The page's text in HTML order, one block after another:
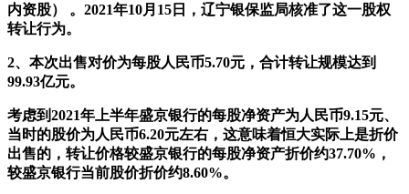
内资股） 。2021年10月15日，辽宁银保监局核准了这一股权
转让行为。
2、本次出售对价为每股人民币5.70元，合计转让规模达到
99.93亿元。
考虑到2021年上半年盛京银行的每股净资产为人民币9.15元、
当时的股价为人民币6.20元左右，这意味着恒大实际上是折价
出售的，转让价格较盛京银行的每股净资产折价约37.70%，
较盛京银行当前股价折价约8.60%。